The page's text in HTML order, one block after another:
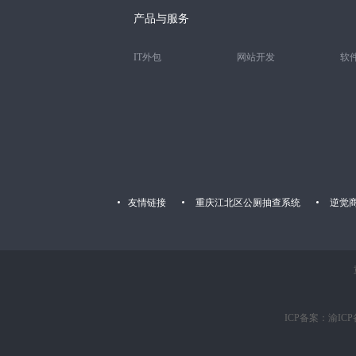
产品与服务
IT外包 网站开发 软
友情链接 重庆江北区公厕抽查系统 逆觉
ICP备案：渝ICP